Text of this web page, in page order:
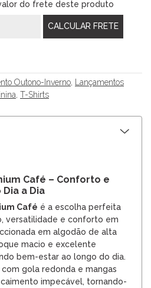
do frete deste produto
Outono-Inverno, Lançamentos
, T-Shirts
Café – Conforto e
a Dia
Café é a escolha perfeita
versatilidade e conforto em
em algodão de alta
macio e excelente
bem-estar ao longo do dia.
gola redonda e mangas
impecável, tornando-